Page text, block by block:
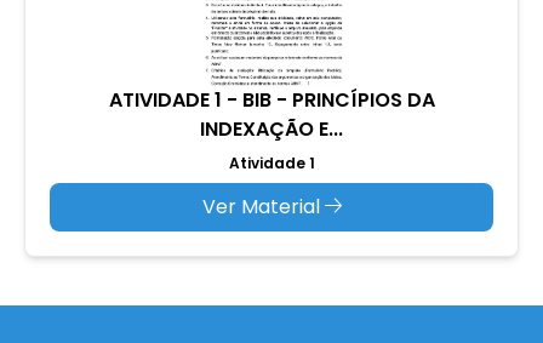
ATIVIDADE 1 - BIB - PRINCÍPIOS DA
INDEXAÇÃO E...
Atividade 1
Ver Material